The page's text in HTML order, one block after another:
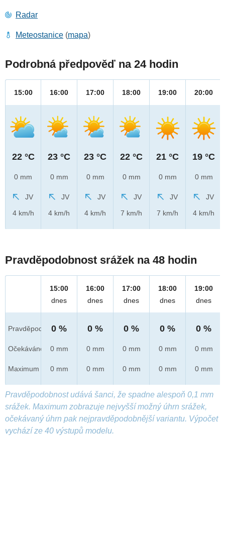
Radar
Meteostanice (mapa)
Podrobná předpověď na 24 hodin
15:00
22 °C
0 mm
JV
4 km/h
16:00
23 °C
0 mm
JV
4 km/h
17:00
23 °C
0 mm
JV
4 km/h
18:00
22 °C
0 mm
JV
7 km/h
19:00
21 °C
0 mm
JV
7 km/h
20:00
19 °C
0 mm
JV
4 km/h
Pravděpodobnost srážek na 48 hodin
Pravděpod.
Očekáváno
Maximum
15:00
dnes
0 %
0 mm
0 mm
16:00
dnes
0 %
0 mm
0 mm
17:00
dnes
0 %
0 mm
0 mm
18:00
dnes
0 %
0 mm
0 mm
19:00
dnes
0 %
0 mm
0 mm
Pravděpodobnost udává šanci, že spadne alespoň 0,1 mm
srážek. Maximum zobrazuje nejvyšší možný úhrn srážek,
očekávaný úhrn pak nejpravděpodobnější variantu. Výpočet
vychází ze 40 výstupů modelu.